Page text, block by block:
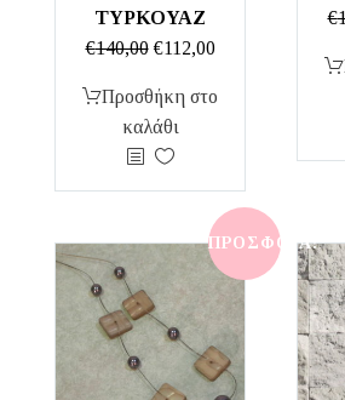
ΤΥΡΚΟΥΑΖ
€140,00 Original
was:
€140,00.
€112,00Η
τιμή
Προσθήκη στο
καλάθι
€
ΠΡΟΣΦΟΡΆ!